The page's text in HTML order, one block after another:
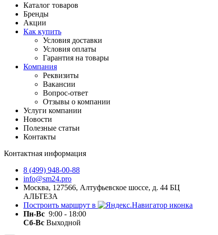
Каталог товаров
Бренды
Акции
Как купить
Условия доставки
Условия оплаты
Гарантия на товары
Компания
Реквизиты
Вакансии
Вопрос-ответ
Отзывы о компании
Услуги компании
Новости
Полезные статьи
Контакты
Контактная информация
8 (499) 948-00-88
info@sm24.pro
Москва, 127566, Алтуфьевское шоссе, д. 44 БЦ
АЛЬТЕЗА
Построить маршрут в
Пн-Вс 9:00 - 18:00
Сб-Вс Выходной